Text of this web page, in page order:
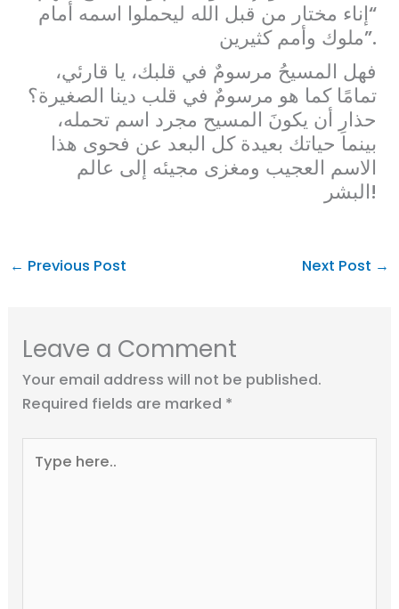
“إناء مختار من قبل الله ليحملوا اسمه أمام
ملوك وأمم كثيرين”.
فهل المسيحُ مرسومٌ في قلبك، يا قارئي،
تمامًا كما هو مرسومٌ في قلب دينا الصغيرة؟
حذارِ أن يكونَ المسيح مجرد اسم تحمله،
بينما حياتك بعيدة كل البعد عن فحوى هذا
الاسم العجيب ومغزى مجيئه إلى عالم
البشر!
← Previous Post Next Post →
Leave a Comment
Your email address will not be published.
Required fields are marked *
here..